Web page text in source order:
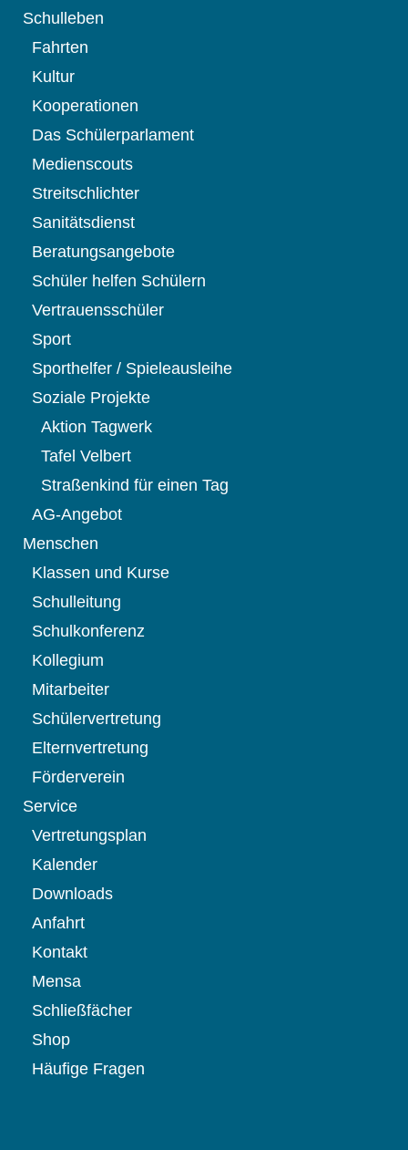
Schulleben
Fahrten
Kultur
Kooperationen
Das Schülerparlament
Medienscouts
Streitschlichter
Sanitätsdienst
Beratungsangebote
Schüler helfen Schülern
Vertrauensschüler
Sport
Sporthelfer / Spieleausleihe
Soziale Projekte
Aktion Tagwerk
Tafel Velbert
Straßenkind für einen Tag
AG-Angebot
Menschen
Klassen und Kurse
Schulleitung
Schulkonferenz
Kollegium
Mitarbeiter
Schülervertretung
Elternvertretung
Förderverein
Service
Vertretungsplan
Kalender
Downloads
Anfahrt
Kontakt
Mensa
Schließfächer
Shop
Häufige Fragen